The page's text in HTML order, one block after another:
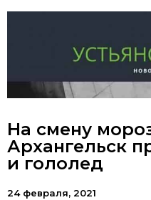
На смену
Архангельск
и гололед
24 февраля, 2021